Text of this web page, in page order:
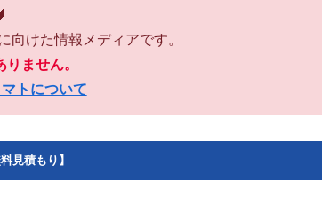
向けた情報メディアです。
ません。
トについて
見積もり】